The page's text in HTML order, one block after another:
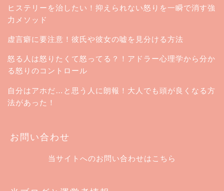
ヒステリーを治したい！抑えられない怒りを一瞬で消す強
力メソッド
虚言癖に要注意！彼氏や彼女の嘘を見分ける方法
怒る人は怒りたくて怒ってる？！アドラー心理学から分か
る怒りのコントロール
自分はアホだ…と思う人に朗報！大人でも頭が良くなる方
法があった！
お問い合わせ
当サイトへのお問い合わせはこちら